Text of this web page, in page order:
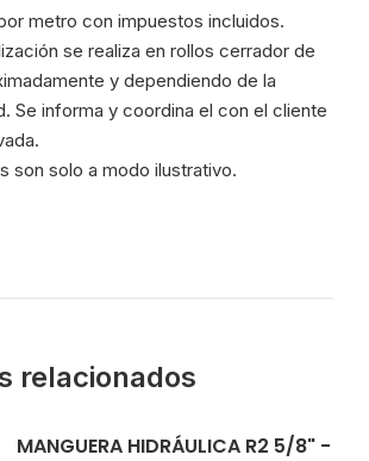
metro con impuestos incluidos.
se realiza en rollos cerrador de
y dependiendo de la
Se informa y coordina el con el cliente
son solo a modo ilustrativo.
relacionados
MANGUERA HIDRÁULICA R2 5/8" -